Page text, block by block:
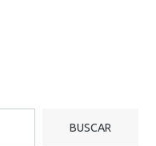
BUSCAR